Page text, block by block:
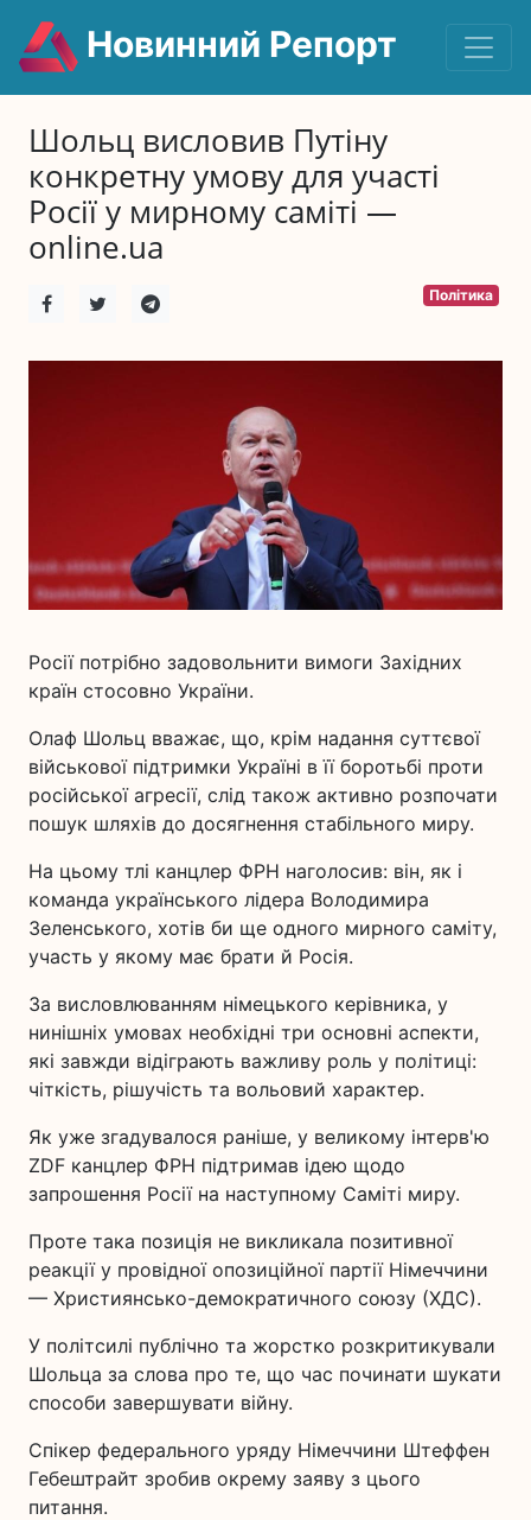
Новинний Репорт
Шольц висловив Путіну
конкретну умову для участі
Росії у мирному саміті —
online.ua
Політика
Росії потрібно задовольнити вимоги Західних
країн стосовно України.
Олаф Шольц вважає, що, крім надання суттєвої
військової підтримки Україні в її боротьбі проти
російської агресії, слід також активно розпочати
пошук шляхів до досягнення стабільного миру.
На цьому тлі канцлер ФРН наголосив: він, як і
команда українського лідера Володимира
Зеленського, хотів би ще одного мирного саміту,
участь у якому має брати й Росія.
За висловлюванням німецького керівника, у
нинішніх умовах необхідні три основні аспекти,
які завжди відіграють важливу роль у політиці:
чіткість, рішучість та вольовий характер.
Як уже згадувалося раніше, у великому інтерв'ю
ZDF канцлер ФРН підтримав ідею щодо
запрошення Росії на наступному Саміті миру.
Проте така позиція не викликала позитивної
реакції у провідної опозиційної партії Німеччини
— Християнсько-демократичного союзу (ХДС).
У політсилі публічно та жорстко розкритикували
Шольца за слова про те, що час починати шукати
способи завершувати війну.
Спікер федерального уряду Німеччини Штеффен
Гебештрайт зробив окрему заяву з цього
питання.